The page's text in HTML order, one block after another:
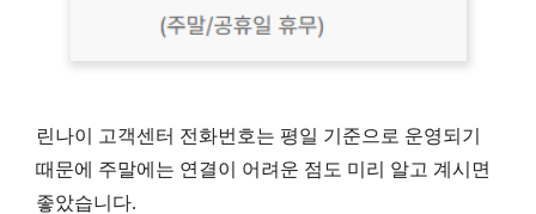
린나이 고객센터 전화번호는 평일 기준으로 운영되기
때문에 주말에는 연결이 어려운 점도 미리 알고 계시면
좋았습니다.